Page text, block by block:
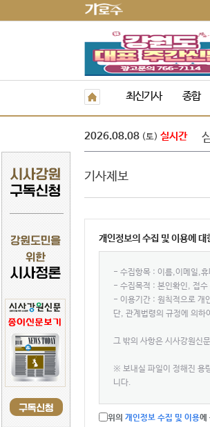
최신기사 종합
2026.08.08 (토) 실시간
기사제보
개인정보의 수집 및 이용에 대
- 수집항목 : 이름,이메일,
- 수집목적 : 본인확인, 접수
- 이용기간 : 원칙적으로 개
단, 관계법령의 규정에 의하
그 밖의 사항은 시사강원신
※ 보내실 파일이 정해진 용
니다.
위의 개인정보 수집 및 이용에